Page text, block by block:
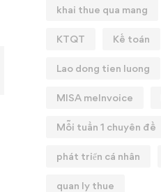
khai thue qua mang
KTQT Kế toán
Lao dong tien luong
MISA meInvoice
Mỗi tuần 1 chuyên đề
phát triển cá nhân
quan ly thue